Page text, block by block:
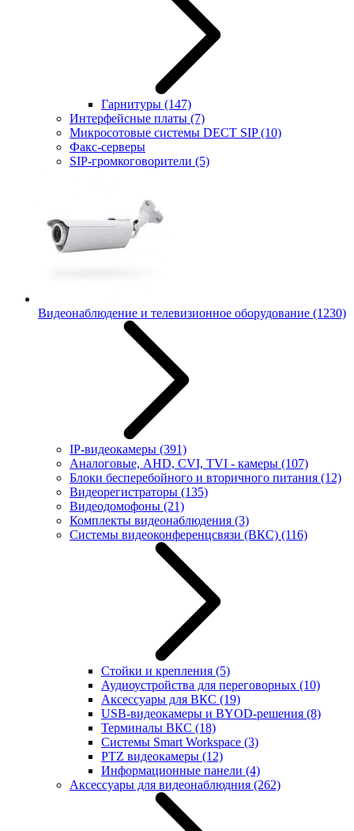
Гарнитуры (147)
Интерфейсные платы (7)
Микросотовые системы DECT SIP(10)
Факс-серверы
SIP-громкоговорители (5)
Видеонаблюдение и телевизионное оборудование (1230)
IP-видеокамеры (391)
Аналоговые, AHD, CVI, TVI - камеры (107)
Блоки бесперебойного и вторичного питания (12)
Видеорегистраторы (135)
Видеодомофоны (21)
Комплекты видеонаблюдения (3)
Системы видеоконференцсвязи (ВКС) (116)
Стойки и крепления (5)
Аудиоустройства для переговорных (10)
Аксессуары для ВКС (19)
USB-видеокамеры и BYOD-решения (8)
Терминалы ВКС (18)
Системы Smart Workspace (3)
PTZ видеокамеры (12)
Информационные панели (4)
Аксессуары для видеонаблюдния (262)